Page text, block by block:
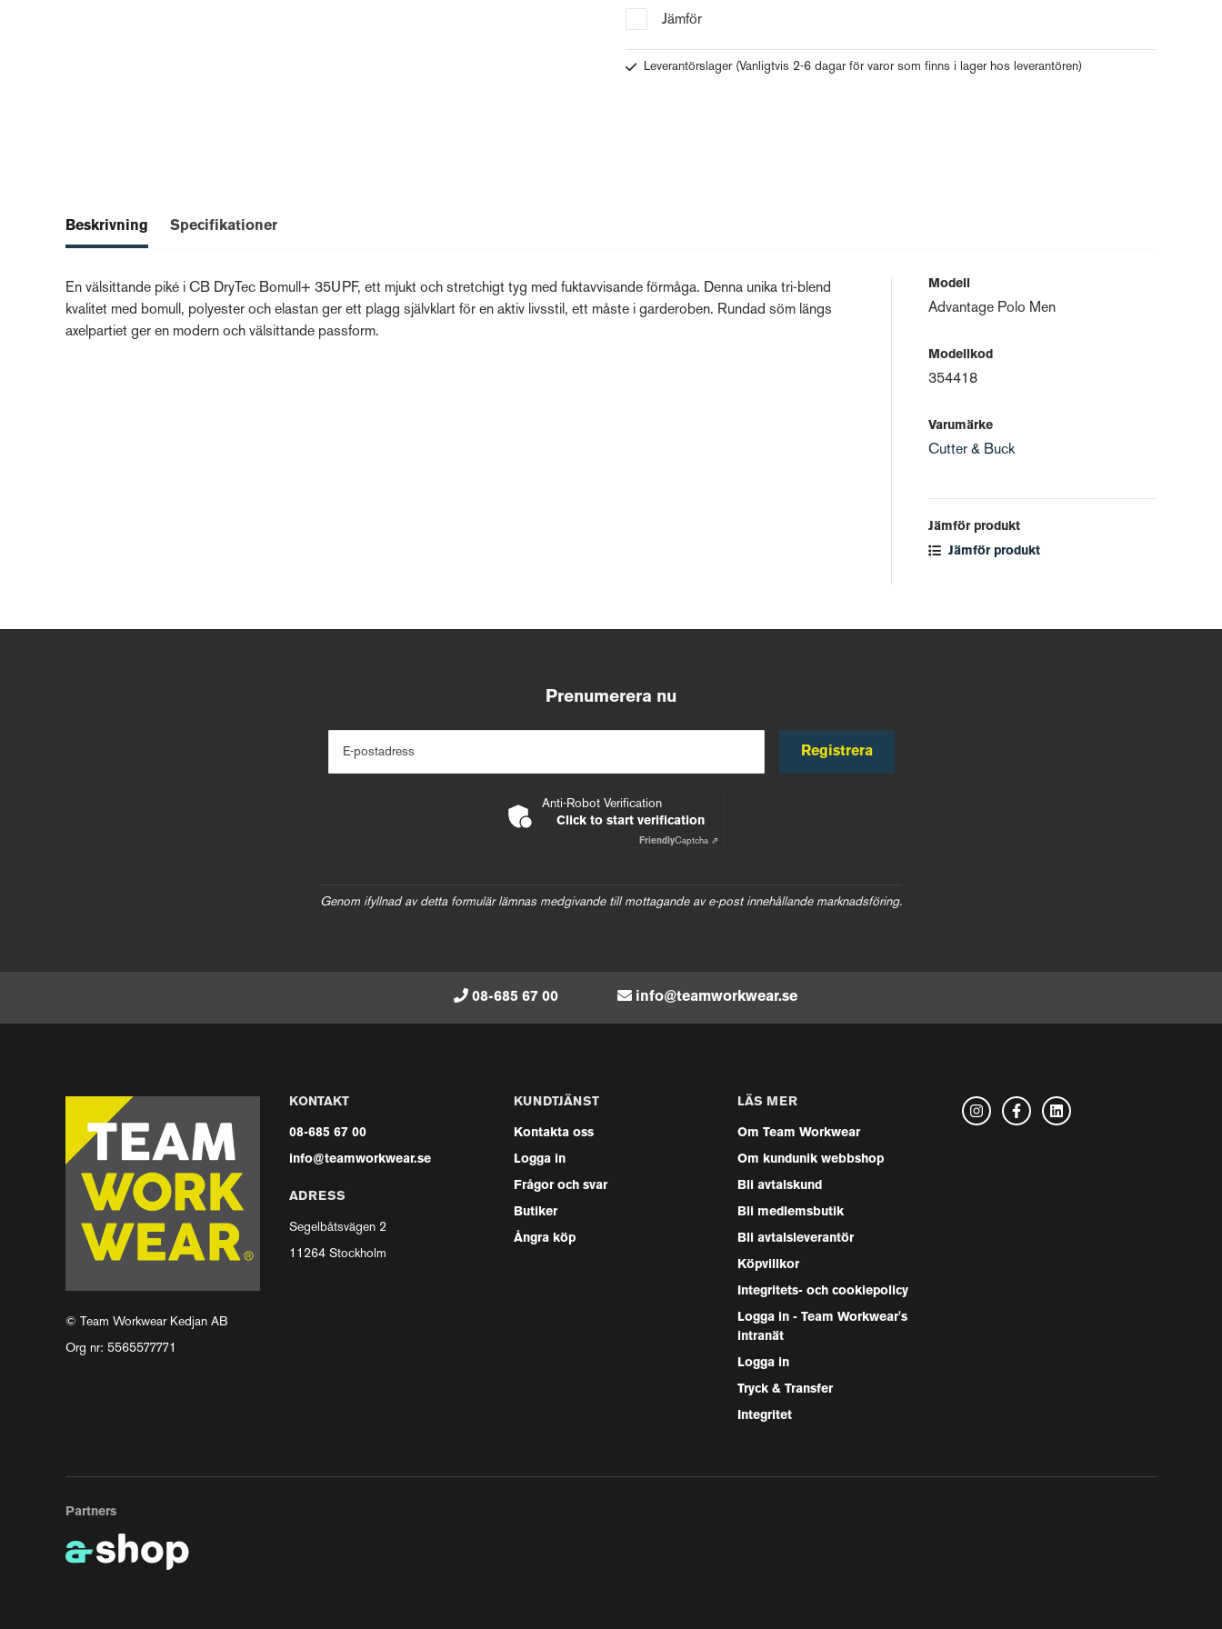
Jämför
Leverantörslager (Vanligtvis 2-6 dagar för varor som finns i lager hos leverantören)
Beskrivning Specifikationer
En välsittande piké i CB DryTec Bomull+ 35UPF, ett mjukt och stretchigt tyg med fuktavvisande förmåga. Denna unika tri-blend
kvalitet med bomull, polyester och elastan ger ett plagg självklart för en aktiv livsstil, ett måste i garderoben. Rundad söm längs
axelpartiet ger en modern och välsittande passform.
Modell
Advantage Polo Men
Modellkod
354418
Varumärke
Cutter & Buck
Jämför produkt
Jämför produkt
Prenumerera nu
E-postadress Registrera
Anti-Robot Verification
Click to start verification
FriendlyCaptcha ⇗
Genom ifyllnad av detta formulär lämnas medgivande till mottagande av e-post innehållande marknadsföring.
08-685 67 00 info@teamworkwear.se
© Team Workwear Kedjan AB
Org nr: 5565577771
KONTAKT
08-685 67 00
info@teamworkwear.se
ADRESS
Segelbåtsvägen 2
11264 Stockholm
KUNDTJÄNST
Kontakta oss
Logga in
Frågor och svar
Butiker
Ångra köp
LÄS MER
Om Team Workwear
Om kundunik webbshop
Bli avtalskund
Bli medlemsbutik
Bli avtalsleverantör
Köpvillkor
Integritets- och cookiepolicy
Logga in - Team Workwear's
intranät
Logga in
Tryck & Transfer
Integritet
Partners